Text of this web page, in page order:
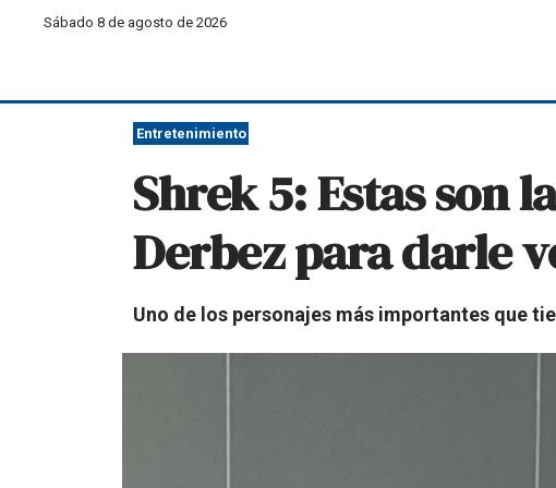
Sábado 8 de agosto de 2026
Entretenimiento
Shrek 5: Estas son
Derbez para darle
Uno de los personajes más importantes que